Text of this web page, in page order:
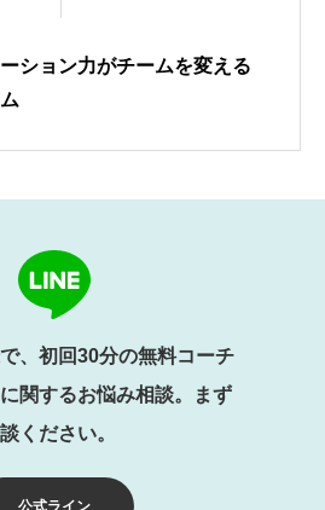
ション力がチームを変える
公式ライン
、初回30分の無料コーチ
関するお悩み相談。まず
ください。